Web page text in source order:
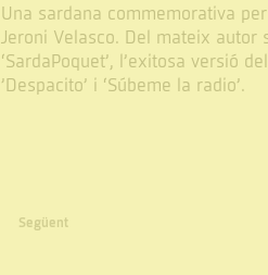
Una sardana commemorativa
Jeroni Velasco. Del mateix autor
‘SardaPoquet’, l’exitosa versió
’Despacito’ i ‘Súbeme la radio’.
Següent